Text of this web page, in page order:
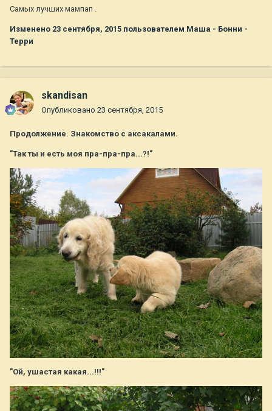
Самых лучших мампап .
Изменено 23 сентября, 2015 пользователем Маша - Бонни -
Терри
skandisan
Опубликовано 23 сентября, 2015
Продолжение. Знакомство с аксакалами.
"Так ты и есть моя пра-пра-пра...?!"
"Ой, ушастая какая...!!!"